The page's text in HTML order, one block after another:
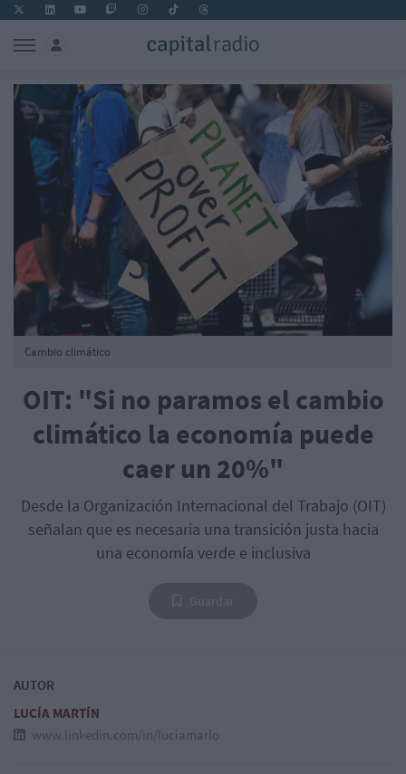
OIT: "Si no paramos el cambio
climático la economía puede
caer un 20%"
Desde la Organización Internacional del Trabajo (OIT)
señalan que es necesaria una transición justa hacia
una economía verde e inclusiva
Cambio climático
AUTOR
LUCÍA MARTÍN
www.linkedin.com/in/luciamarlo